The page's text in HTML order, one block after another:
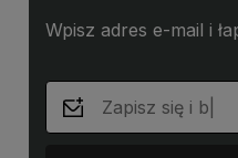
Wpisz adres e-mail i